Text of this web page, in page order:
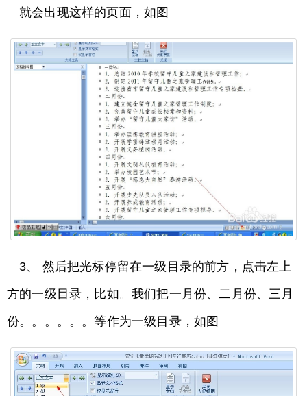
就会出现这样的页面，如图
3、 然后把光标停留在一级目录的前方，点击左上
方的一级目录，比如。我们把一月份、二月份、三月
份。。。。。。等作为一级目录，如图